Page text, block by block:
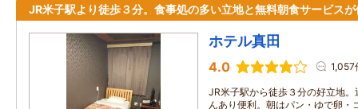
JR米子駅より徒歩３分。食事処の多い立地と無料朝食サービス
ホテル真田
4.0 1,057
JR米子駅から徒歩３分の好立地
んあり便利。朝はパン・ゆで卵・